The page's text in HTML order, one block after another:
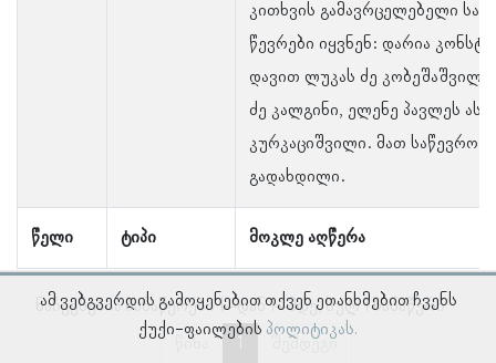
წელი ტიპი მოკლე აღწერა
კითხვის გამავრცელებელი
წევრები იყვნენ: დარია
დავით ლუკას ძე
ძე კალგინი, ელენე პავლეს
კურკაციშვილი. მათ საწევრო
გადახდილი.
ნაჩვენებია ჩანაწერები 1–დან 1–მდე, სულ 1 ჩანაწერი
წინა
შემდეგი
ამ ვებგვერდის გამოყენებით თქვენ ეთანხმებით ჩვენს
ქუქი-ფაილების პოლიტიკას.